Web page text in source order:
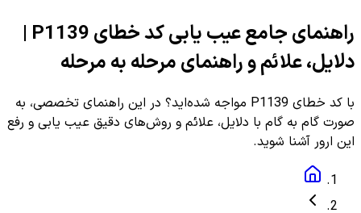
راهنمای جامع عیب یابی کد خطای P1139 |
دلایل، علائم و راهنمای مرحله به مرحله
با کد خطای P1139 مواجه شده‌اید؟ در این راهنمای تخصصی، به
صورت گام به گام با دلایل، علائم و روش‌های دقیق عیب یابی و رفع
این ارور آشنا شوید.